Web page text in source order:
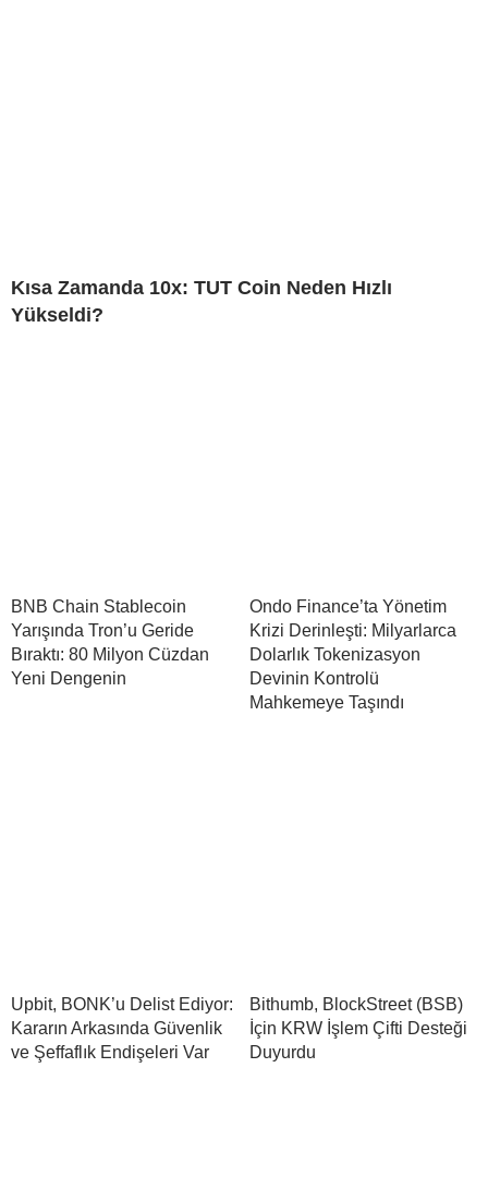
Kısa Zamanda 10x: TUT Coin Neden Hızlı
Yükseldi?
BNB Chain Stablecoin
Yarışında Tron’u Geride
Bıraktı: 80 Milyon Cüzdan
Yeni Dengenin
Ondo Finance’ta Yönetim
Krizi Derinleşti: Milyarlarca
Dolarlık Tokenizasyon
Devinin Kontrolü
Mahkemeye Taşındı
Upbit, BONK’u Delist Ediyor:
Kararın Arkasında Güvenlik
ve Şeffaflık Endişeleri Var
Bithumb, BlockStreet (BSB)
İçin KRW İşlem Çifti Desteği
Duyurdu